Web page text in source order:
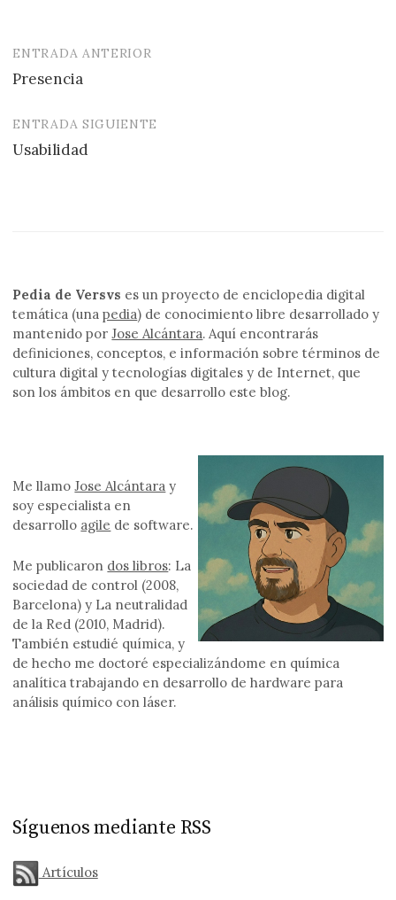
Navegación
de
entradas
ENTRADA ANTERIOR
Presencia
ENTRADA SIGUIENTE
Usabilidad
Pedia de Versvs es un proyecto de enciclopedia digital
temática (unapedia) de conocimiento libre desarrollado y
mantenido porJose Alcántara. Aquí encontrarás
definiciones, conceptos, e información sobre términos de
cultura digital y tecnologías digitales y de Internet, que
son los ámbitos en que desarrollo este blog.
Me llamoJose Alcántara y
soy especialista en
desarrollo agile de software.
Me publicaron dos libros: La
sociedad de control (2008,
Barcelona) y La neutralidad
de la Red (2010, Madrid).
También estudié química, y
de hecho me doctoré especializándome en química
analítica trabajando en desarrollo de hardware para
análisis químico con láser.
Síguenos mediante RSS
Artículos